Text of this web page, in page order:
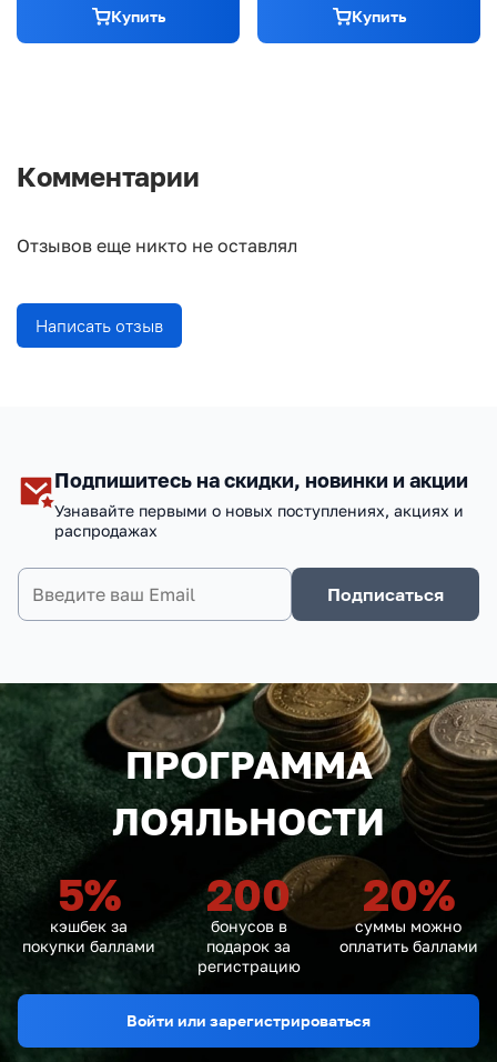
Купить Купить
Комментарии
Отзывов еще никто не оставлял
Написать отзыв
Подпишитесь на скидки, новинки и акции
Узнавайте первыми о новых поступлениях, акциях и
распродажах
Подписаться
ПРОГРАММА
ЛОЯЛЬНОСТИ
5%
кэшбек за
покупки баллами
200
бонусов в
подарок за
регистрацию
20%
суммы можно
оплатить баллами
Войти или зарегистрироваться